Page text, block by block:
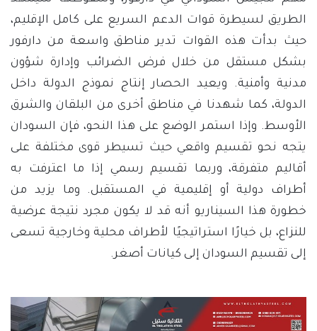
الطريق لسيطرة قوات الدعم السريع على كامل الإقليم،
حيث بدأت هذه القوات تدير مناطق واسعة من دارفور
بشكل مستقل من خلال فرض الضرائب وإدارة شؤون
مدنية وأمنية. ويعيد الحصار إنتاج نموذج الدولة داخل
الدولة، كما شهدنا في مناطق أخرى من البلقان والشرق
الأوسط. وإذا استمر الوضع على هذا النحو، فإن السودان
يتجه نحو تقسيم واقعي حيث تسيطر قوى مختلفة على
أقاليم متفرقة، وربما تقسيم رسمي إذا ما اعترفت به
أطراف دولية أو إقليمية في المستقبل. وما يزيد من
خطورة هذا السيناريو أنه قد لا يكون مجرد نتيجة عرضية
للنزاع، بل خيارًا استراتيجيًا لأطراف محلية وخارجية تسعى
إلى تقسيم السودان إلى كيانات أصغر.